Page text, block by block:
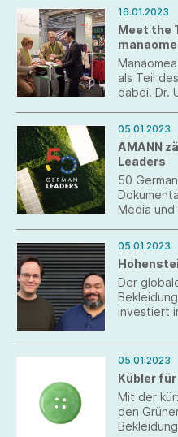
Lösung
Stelzer,
16.01.2023
Meet the
als Teil
dabei. Dr.
05.01.2023
AMANN
Leaders
50
Media
und
05.01.2023
Der
investiert
mehr
Commerce.
05.01.2023
Kübler
Mit der
den